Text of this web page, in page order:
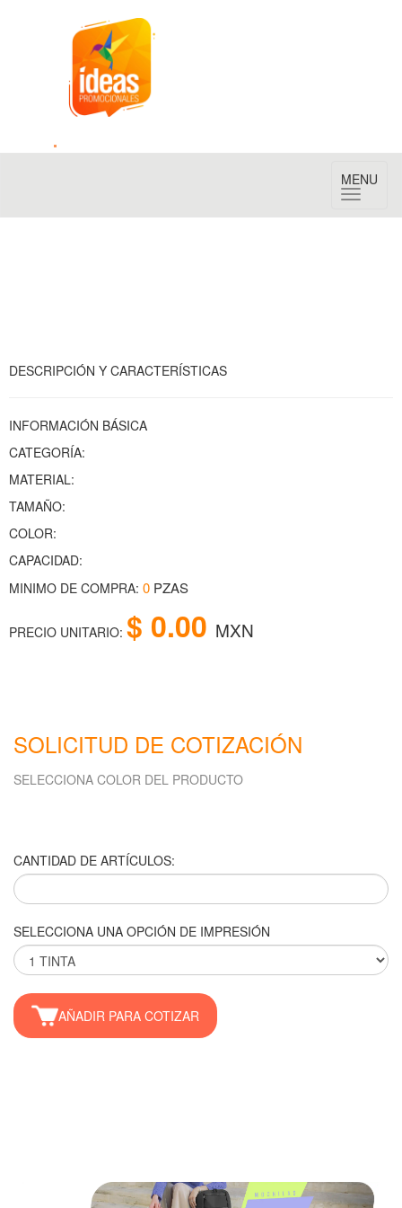
Toggle
navigation
MENU
DESCRIPCIÓN Y CARACTERÍSTICAS
INFORMACIÓN BÁSICA
CATEGORÍA:
MATERIAL:
TAMAÑO:
COLOR:
CAPACIDAD:
MINIMO DE COMPRA: 0 PZAS
PRECIO UNITARIO: $ 0.00 MXN
SOLICITUD DE COTIZACIÓN
SELECCIONA COLOR DEL PRODUCTO
CANTIDAD DE ARTÍCULOS:
SELECCIONA UNA OPCIÓN DE IMPRESIÓN
AÑADIR PARA COTIZAR